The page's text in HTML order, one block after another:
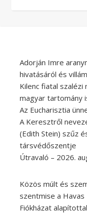
Adorján Imre
hivatásáról és
Kilenc fiatal
magyar tartomány
Az Eucharisztia
A Keresztről
(Edith Stein) szűz
társvédőszentje
Útravaló – 2026.
Közös múlt és
szentmise a Havas
Fiókházat